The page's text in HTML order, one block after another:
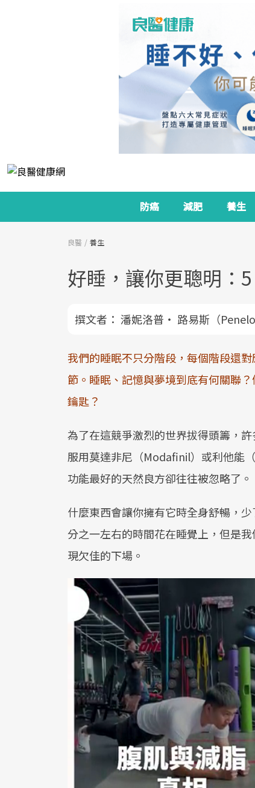
防癌 減肥 養生
良醫 養生
好睡，讓你更聰明：
撰文者： 潘妮洛普‧ 路易斯（
我們的睡眠不只分階段，每個階段還
節。睡眠、記憶與夢境到底有何關聯
鑰匙？
為了在這競爭激烈的世界拔得頭籌，
服用莫達非尼（Modafinil）或利他能
功能最好的天然良方卻往往被忽略了。
什麼東西會讓你擁有它時全身舒暢，
分之一左右的時間花在睡覺上，但是
現欠佳的下場。